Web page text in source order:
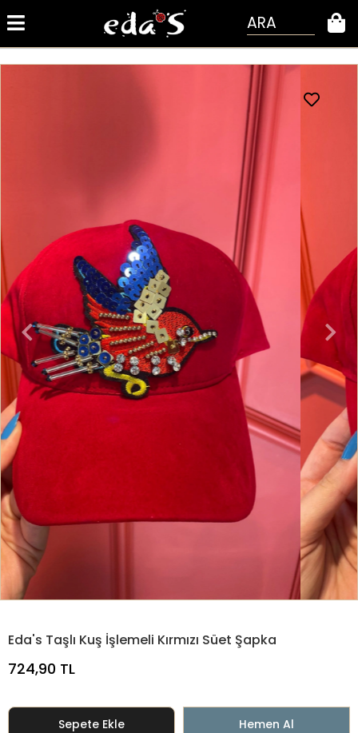
ARA 0
Eda's Taşlı Kuş İşlemeli Kırmızı Süet Şapka
724,90 TL
Sepete Ekle Hemen Al